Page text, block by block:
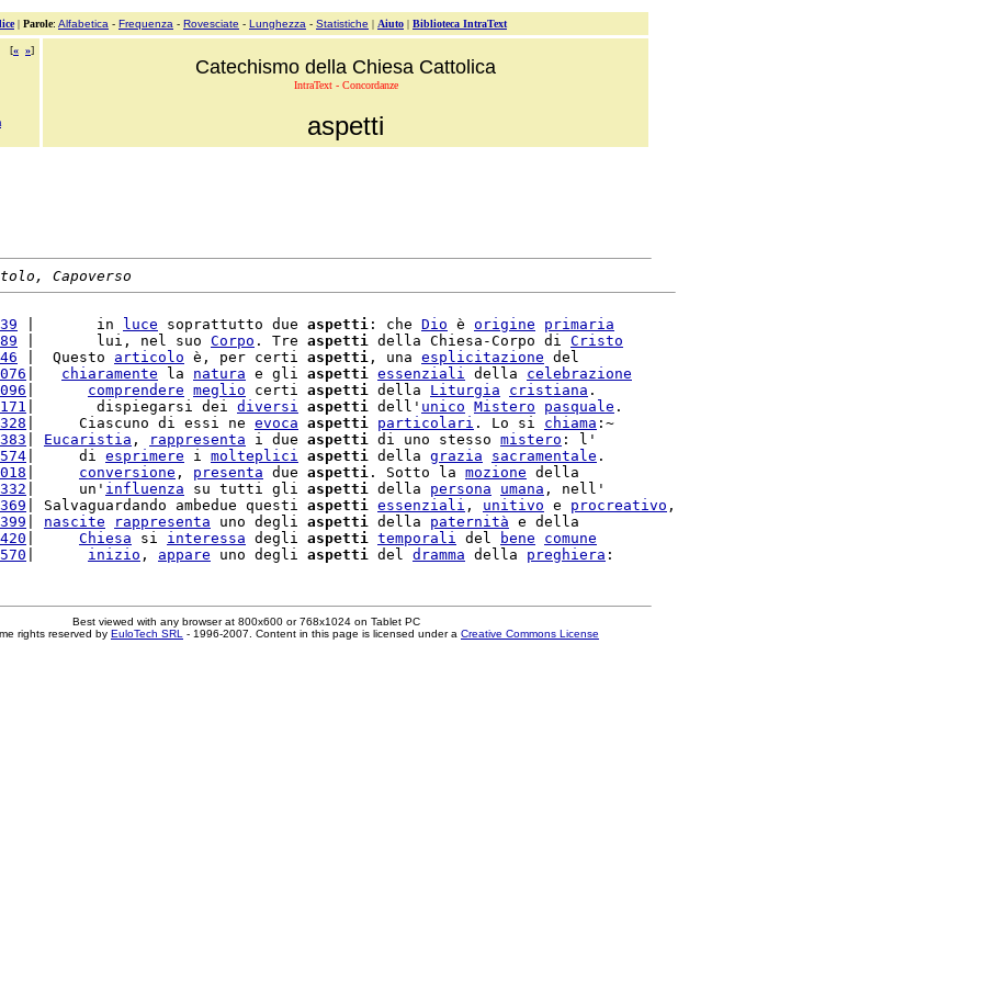
| Parole: Alfabetica - Frequenza - Rovesciate - Lunghezza - Statistiche | Aiuto | Biblioteca IntraText
[« »]
Catechismo della Chiesa Cattolica
IntraText - Concordanze
aspetti
Capoverso
|       in luce soprattutto due aspetti : che Dio è origine
primaria
|       lui, nel suo Corpo . Tre aspetti della Chiesa-Corpo di Cristo
|  Questo articolo è, per certi aspetti , una esplicitazione del
chiaramente la natura e gli aspetti essenziali della celebrazione
comprendere meglio certi aspetti della Liturgia cristiana .
|       dispiegarsi dei diversi aspetti dell' unico Mistero pasquale .
|     Ciascuno di essi ne evoca aspetti particolari . Lo si chiama :~
Eucaristia , rappresenta i due aspetti di uno stesso mistero : l'
|     di esprimere i molteplici aspetti della grazia sacramentale
conversione , presenta due aspetti . Sotto la mozione della
|     un' influenza su tutti gli aspetti della persona umana , nell'
| Salvaguardando ambedue questi aspetti essenziali , unitivo e procreativo ,
nascite rappresenta uno degli aspetti della paternità e della
Chiesa si interessa degli aspetti temporali del bene
comune
inizio , appare uno degli aspetti del dramma della preghiera
Best viewed with any browser at 800x600 or 768x1024 on Tablet PC
rights reserved by EuloTech SRL - 1996-2007. Content in this page is licensed under a Creative Commons License